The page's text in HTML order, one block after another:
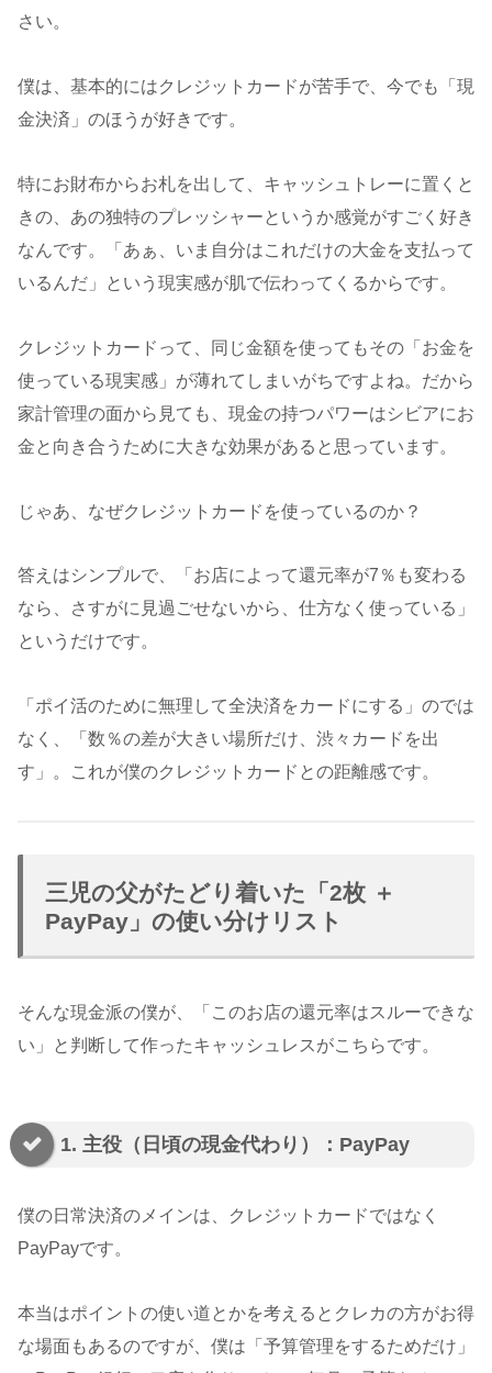
さい。
僕は、基本的にはクレジットカードが苦手で、今でも「現
金決済」のほうが好きです。
特にお財布からお札を出して、キャッシュトレーに置くと
きの、あの独特のプレッシャーというか感覚がすごく好き
なんです。「あぁ、いま自分はこれだけの大金を支払って
いるんだ」という現実感が肌で伝わってくるからです。
クレジットカードって、同じ金額を使ってもその「お金を
使っている現実感」が薄れてしまいがちですよね。だから
家計管理の面から見ても、現金の持つパワーはシビアにお
金と向き合うために大きな効果があると思っています。
じゃあ、なぜクレジットカードを使っているのか？
答えはシンプルで、「お店によって還元率が7％も変わる
なら、さすがに見過ごせないから、仕方なく使っている」
というだけです。
「ポイ活のために無理して全決済をカードにする」のでは
なく、「数％の差が大きい場所だけ、渋々カードを出
す」。これが僕のクレジットカードとの距離感です。
三児の父がたどり着いた「2枚 ＋
PayPay」の使い分けリスト
そんな現金派の僕が、「このお店の還元率はスルーできな
い」と判断して作ったキャッシュレスがこちらです。
1. 主役（日頃の現金代わり）：PayPay
僕の日常決済のメインは、クレジットカードではなく
PayPayです。
本当はポイントの使い道とかを考えるとクレカの方がお得
な場面もあるのですが、僕は「予算管理をするためだけ」